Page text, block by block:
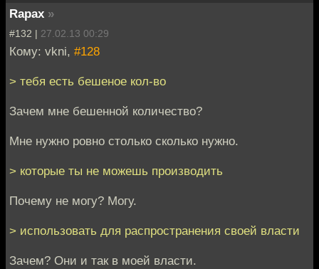
Rapax »
#132 | 27.02.13 00:29
Кому: vkni, #128
> тебя есть бешеное кол-во
Зачем мне бешенной количество?
Мне нужно ровно столько сколько нужно.
> которые ты не можешь производить
Почему не могу? Могу.
> использовать для распространения своей власти
Зачем? Они и так в моей власти.